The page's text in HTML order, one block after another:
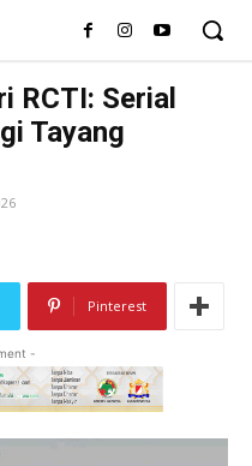
RCTI: Serial
Tayang
Pinterest
-